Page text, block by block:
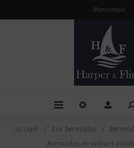
Bienvenue!
Accueil / Les bermudas /
Bermudas en velours